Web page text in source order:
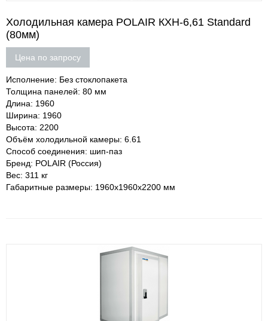
Холодильная камера POLAIR КХН-6,61 Standard
(80мм)
Цена по запросу
Исполнение: Без стоклопакета
Толщина панелей: 80 мм
Длина: 1960
Ширина: 1960
Высота: 2200
Объём холодильной камеры: 6.61
Способ соединения: шип-паз
Бренд: POLAIR (Россия)
Вес: 311 кг
Габаритные размеры: 1960х1960х2200 мм